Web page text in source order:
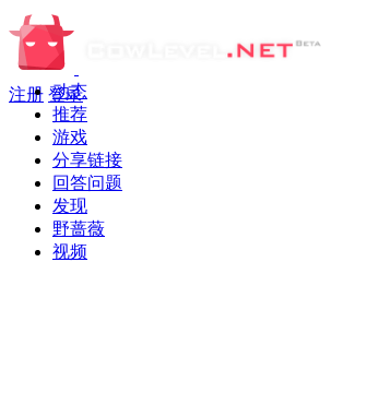
注册 登录
动态
推荐
游戏
分享链接
回答问题
发现
野蔷薇
视频